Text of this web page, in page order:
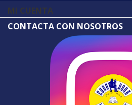
MI CUENTA
CONTACTA CON NOSOTROS